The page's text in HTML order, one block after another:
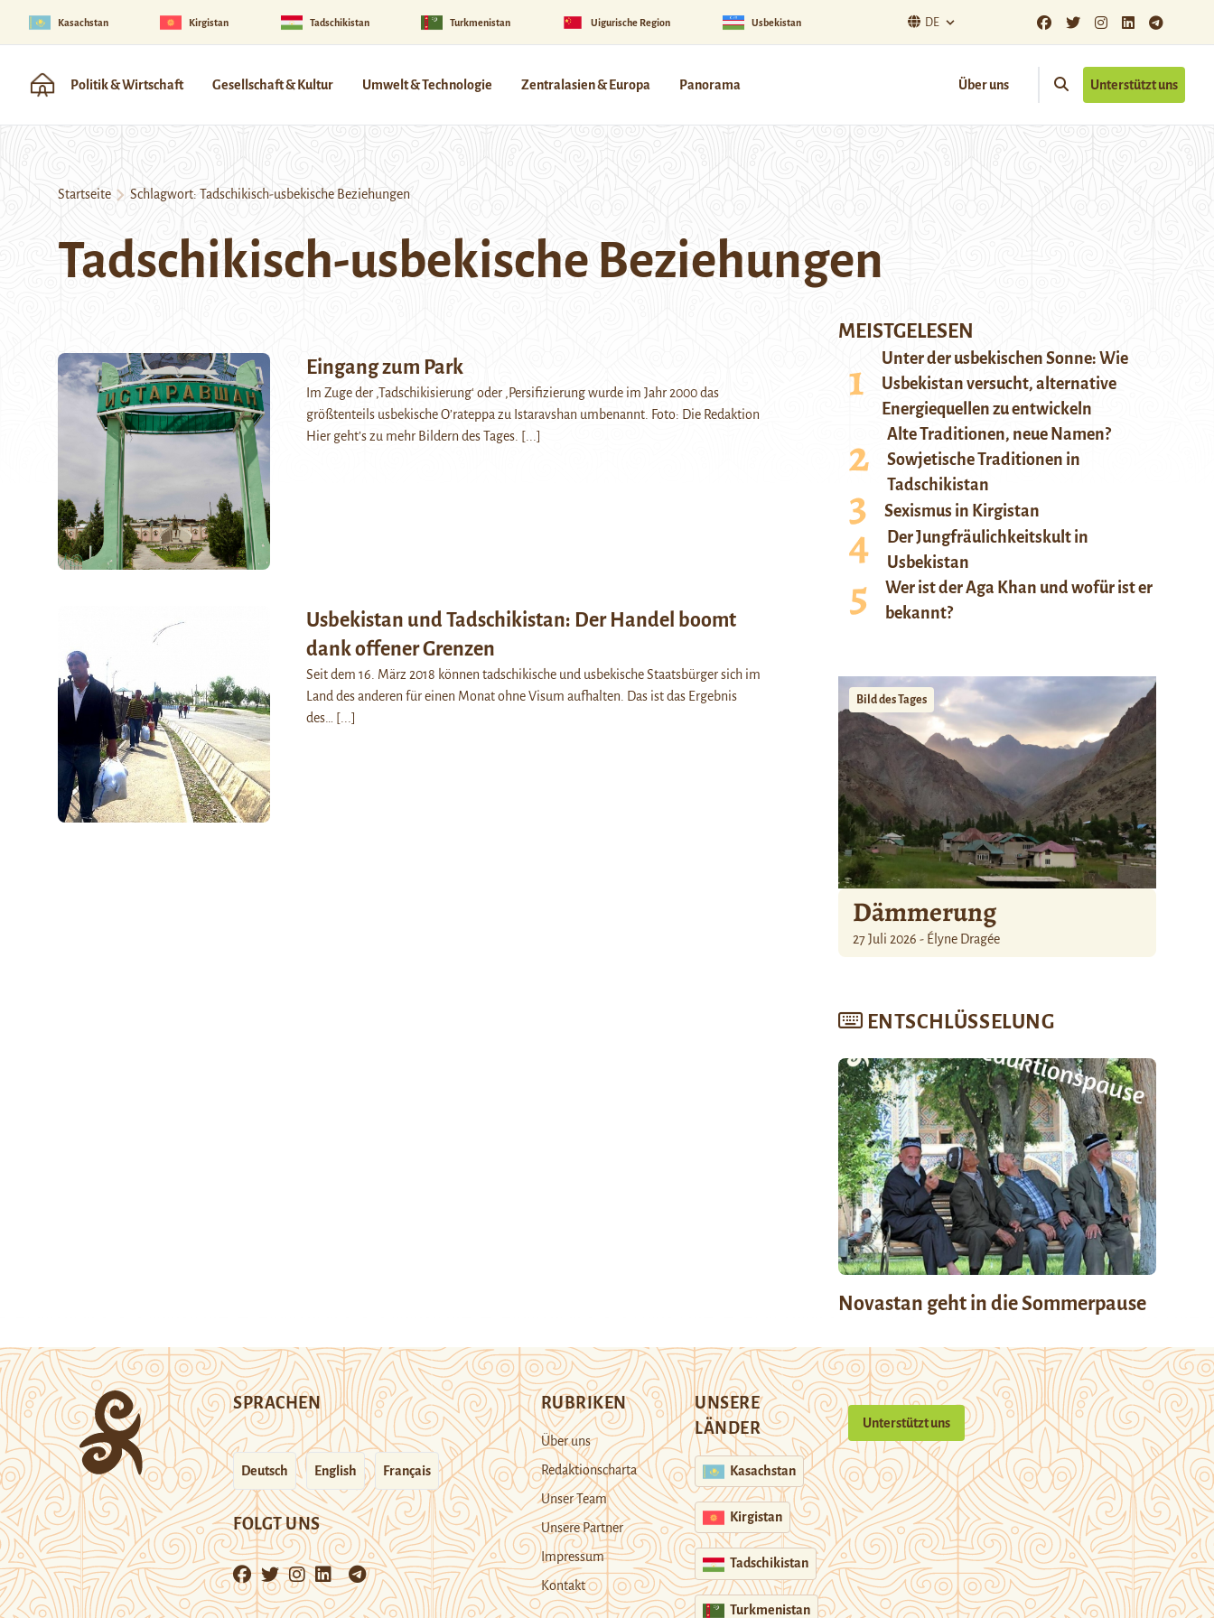
Kasachstan Kirgistan Tadschikistan Turkmenistan Uigurische Region Usbekistan DE
Politik & Wirtschaft Gesellschaft & Kultur Umwelt & Technologie Zentralasien & Europa Panorama Über uns Unterstützt uns
Startseite Schlagwort: Tadschikisch-usbekische Beziehungen
Tadschikisch-usbekische Beziehungen
Eingang zum Park
Im Zuge der ‚Tadschikisierung‘ oder ‚Persifizierung wurde im Jahr 2000 das
größtenteils usbekische O’rateppa zu Istaravshan umbenannt. Foto: Die Redaktion
Hier geht’s zu mehr Bildern des Tages. [...]
Usbekistan und Tadschikistan: Der Handel boomt
dank offener Grenzen
Seit dem 16. März 2018 können tadschikische und usbekische Staatsbürger sich im
Land des anderen für einen Monat ohne Visum aufhalten. Das ist das Ergebnis
des…
[...]
MEISTGELESEN
Unter der usbekischen Sonne: Wie
Usbekistan versucht, alternative
Energiequellen zu entwickeln
Alte Traditionen, neue Namen?
Sowjetische Traditionen in
Tadschikistan
Sexismus in Kirgistan
Der Jungfräulichkeitskult in
Usbekistan
Wer ist der Aga Khan und wofür ist er
bekannt?
Bild des Tages
Dämmerung
27 Juli 2026 - Élyne Dragée
ENTSCHLÜSSELUNG
Novastan geht in die Sommerpause
SPRACHEN
Deutsch English Français
FOLGT UNS
RUBRIKEN
Über uns
Redaktionscharta
Unser Team
Unsere Partner
Impressum
Kontakt
UNSERE
LÄNDER
Kasachstan
Kirgistan
Tadschikistan
Turkmenistan
Unterstützt uns